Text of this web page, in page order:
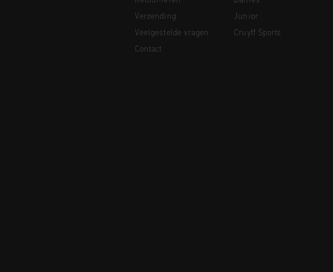
Verzending
Veelgestelde vragen
Contact
Junior
Cruyff Sports